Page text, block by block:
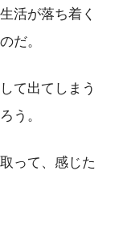
活が落ち着く
だ。
て出てしまう
う。
って、感じた